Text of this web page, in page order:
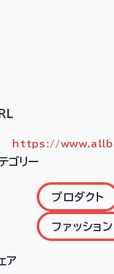
https://
ゴリー
プロダクト
ファッション
ア